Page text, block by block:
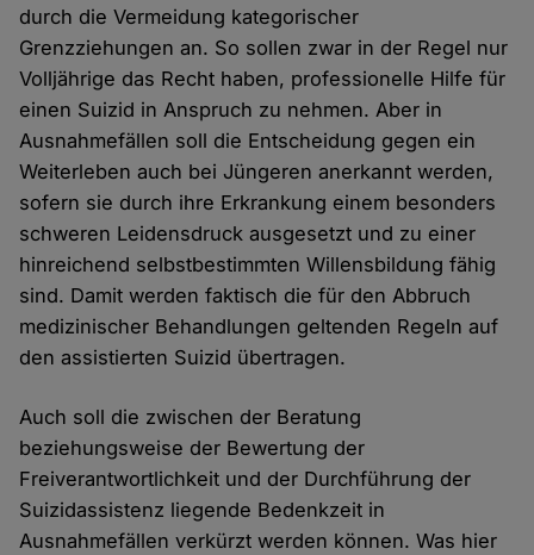
durch die Vermeidung kategorischer
Grenzziehungen an. So sollen zwar in der Regel nur
Volljährige das Recht haben, professionelle Hilfe für
einen Suizid in Anspruch zu nehmen. Aber in
Ausnahmefällen soll die Entscheidung gegen ein
Weiterleben auch bei Jüngeren anerkannt werden,
sofern sie durch ihre Erkrankung einem besonders
schweren Leidensdruck ausgesetzt und zu einer
hinreichend selbstbestimmten Willensbildung fähig
sind. Damit werden faktisch die für den Abbruch
medizinischer Behandlungen geltenden Regeln auf
den assistierten Suizid übertragen.
Auch soll die zwischen der Beratung
beziehungsweise der Bewertung der
Freiverantwortlichkeit und der Durchführung der
Suizidassistenz liegende Bedenkzeit in
Ausnahmefällen verkürzt werden können. Was hier